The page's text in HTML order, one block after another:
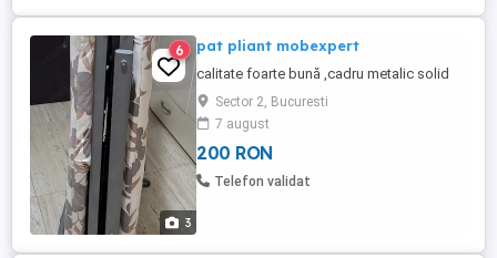
3
6 pat pliant mobexpert
calitate foarte bună ,cadru metalic solid
Sector 2, Bucuresti
7 august
200 RON
Telefon validat